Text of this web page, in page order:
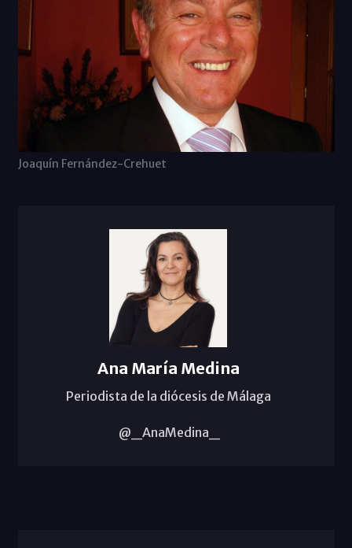
Joaquín Fernández-Crehuet
Ana María Medina
Periodista de la diócesis de Málaga
@_AnaMedina_